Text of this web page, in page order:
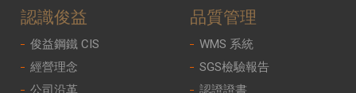
認識俊益
俊益鋼鐵 CIS
經營理念
公司沿革
品質管理
WMS 系統
SGS檢驗報告
認證證書